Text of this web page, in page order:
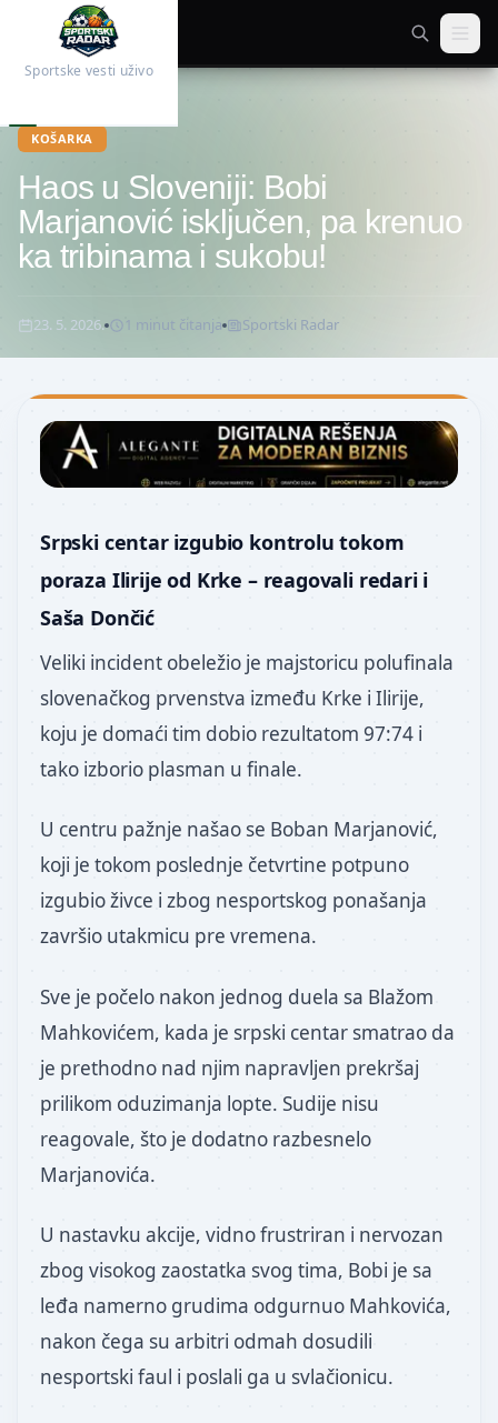
Sportske vesti uživo
KOŠARKA
Haos u Sloveniji: Bobi
Marjanović isključen, pa krenuo
ka tribinama i sukobu!
23. 5. 2026. 1 minut čitanja Sportski Radar
Srpski centar izgubio kontrolu tokom
poraza Ilirije od Krke – reagovali redari i
Saša Dončić
Veliki incident obeležio je majstoricu polufinala
slovenačkog prvenstva između Krke i Ilirije,
koju je domaći tim dobio rezultatom 97:74 i
tako izborio plasman u finale.
U centru pažnje našao se Boban Marjanović,
koji je tokom poslednje četvrtine potpuno
izgubio živce i zbog nesportskog ponašanja
završio utakmicu pre vremena.
Sve je počelo nakon jednog duela sa Blažom
Mahkovićem, kada je srpski centar smatrao da
je prethodno nad njim napravljen prekršaj
prilikom oduzimanja lopte. Sudije nisu
reagovale, što je dodatno razbesnelo
Marjanovića.
U nastavku akcije, vidno frustriran i nervozan
zbog visokog zaostatka svog tima, Bobi je sa
leđa namerno grudima odgurnuo Mahkovića,
nakon čega su arbitri odmah dosudili
nesportski faul i poslali ga u svlačionicu.